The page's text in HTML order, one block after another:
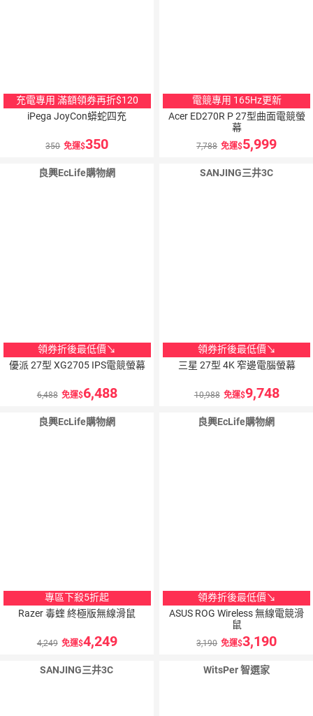
充電專用 滿額領券再折$120
iPega JoyCon蟒蛇四充
350 免運 350
電競專用 165Hz更新
Acer ED270R P 27型曲面電競螢
幕
7,788 免運 5,999
良興EcLife購物網
領券折後最低價↘
優派 27型 XG2705 IPS電競螢幕
6,488 免運 6,488
SANJING三井3C
領券折後最低價↘
三星 27型 4K 窄邊電腦螢幕
10,988 免運 9,748
良興EcLife購物網
專區下殺5折起
Razer 毒蝰 終極版無線滑鼠
4,249 免運 4,249
良興EcLife購物網
領券折後最低價↘
ASUS ROG Wireless 無線電競滑
鼠
3,190 免運 3,190
SANJING三井3C WitsPer 智選家